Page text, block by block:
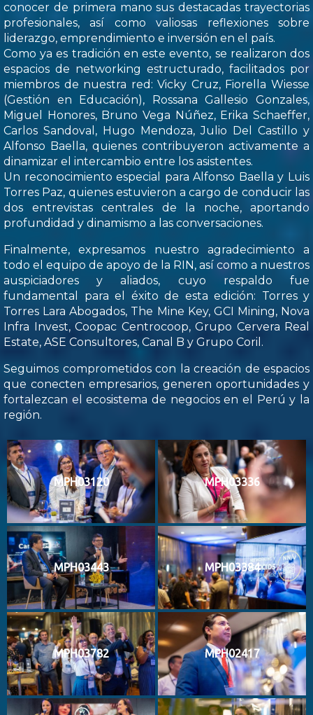
conocer de primera mano sus destacadas trayectorias
profesionales, así como valiosas reflexiones sobre
liderazgo, emprendimiento e inversión en el país.
Como ya es tradición en este evento, se realizaron dos
espacios de networking estructurado, facilitados por
miembros de nuestra red: Vicky Cruz, Fiorella Wiesse
(Gestión en Educación), Rossana Gallesio Gonzales,
Miguel Honores, Bruno Vega Núñez, Erika Schaeffer,
Carlos Sandoval, Hugo Mendoza, Julio Del Castillo y
Alfonso Baella, quienes contribuyeron activamente a
dinamizar el intercambio entre los asistentes.
Un reconocimiento especial para Alfonso Baella y Luis
Torres Paz, quienes estuvieron a cargo de conducir las
dos entrevistas centrales de la noche, aportando
profundidad y dinamismo a las conversaciones.
Finalmente, expresamos nuestro agradecimiento a
todo el equipo de apoyo de la RIN, así como a nuestros
auspiciadores y aliados, cuyo respaldo fue
fundamental para el éxito de esta edición: Torres y
Torres Lara Abogados, The Mine Key, GCI Mining, Nova
Infra Invest, Coopac Centrocoop, Grupo Cervera Real
Estate, ASE Consultores, Canal B y Grupo Coril.
Seguimos comprometidos con la creación de espacios
que conecten empresarios, generen oportunidades y
fortalezcan el ecosistema de negocios en el Perú y la
región.
MPH03120 MPH03336
MPH03443 MPH03384
MPH03782 MPH02417